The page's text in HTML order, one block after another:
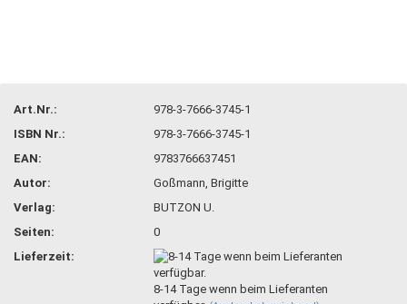
Art.Nr.:
978-3-7666-3745-1
ISBN Nr.:
978-3-7666-3745-1
EAN:
9783766637451
Autor:
Goßmann, Brigitte
Verlag:
BUTZON U.
Seiten:
0
Lieferzeit:
8-14 Tage wenn beim Lieferanten